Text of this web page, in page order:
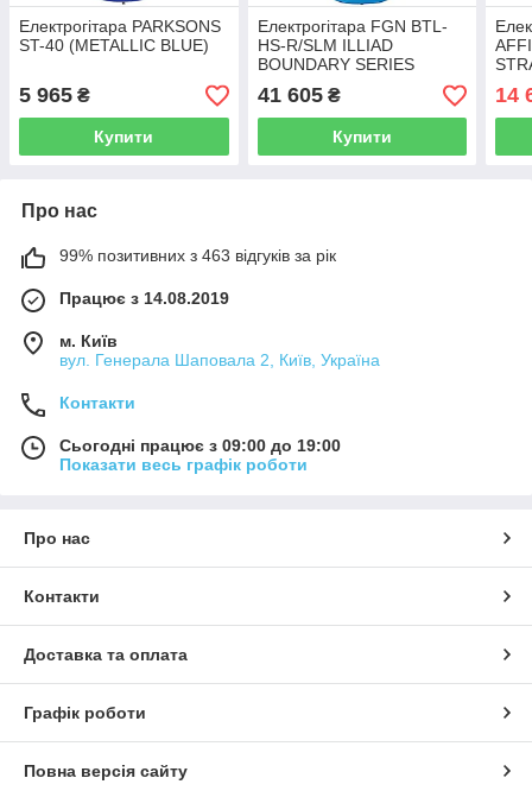
Електрогітара PARKSONS
ST-40 (METALLIC BLUE)
5 965 ₴
Купити
Електрогітара FGN BTL-
HS-R/SLM ILLIAD
BOUNDARY SERIES
(SAPPHIRE BLUE
METALLIC)
41 605₴
Купити
14
Про нас
99% позитивних з 463 відгуків за рік
Працює з 14.08.2019
м. Київ
вул. Генерала Шаповала 2, Київ, Україна
Контакти
Сьогодні працює з 09:00 до 19:00
Показати весь графік роботи
Про нас
Контакти
Доставка та оплата
Графік роботи
Повна версія сайту